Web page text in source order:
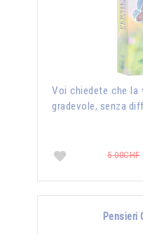
Voi chiedete che
gradevole, senza
5.00CHF
Pensieri